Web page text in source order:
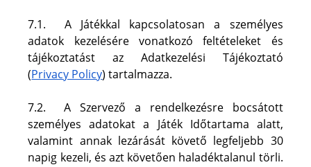
7.1.  A Játékkal kapcsolatosan a személyes
adatok kezelésére vonatkozó feltételeket és
tájékoztatást az Adatkezelési Tájékoztató
(Privacy Policy) tartalmazza.
7.2.  A Szervező a rendelkezésre bocsátott
személyes adatokat a Játék Időtartama alatt,
valamint annak lezárását követő legfeljebb 30
napig kezeli, és azt követően haladéktalanul törli.